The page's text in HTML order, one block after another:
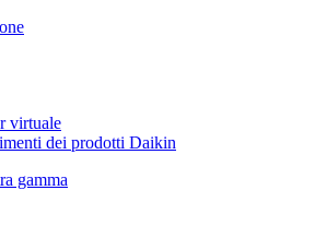
virtuale
dei prodotti Daikin
gamma